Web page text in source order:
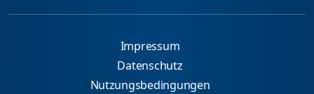
Impressum
Datenschutz
Nutzungsbedingungen